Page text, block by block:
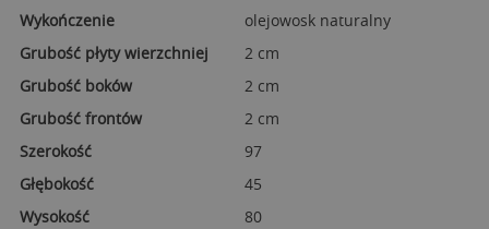
Wykończenie
olejowosk naturalny
Grubość płyty wierzchniej
2 cm
Grubość boków
2 cm
Grubość frontów
2 cm
Szerokość
97
Głębokość
45
Wysokość
80